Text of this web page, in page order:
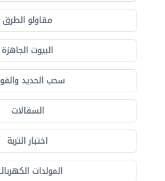
مقاولو الطرق
البيوت الجاهزة
سحب الحديد
السقالات
اختبار التربة
المولدات